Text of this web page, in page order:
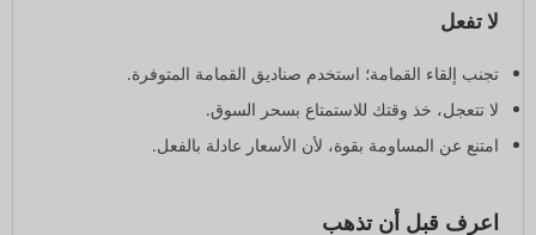
لا تفعل
تجنب إلقاء القمامة؛ استخدم صناديق القمامة المتوفرة.
لا تتعجل، خذ وقتك للاستمتاع بسحر السوق.
امتنع عن المساومة بقوة، لأن الأسعار عادلة بالفعل.
اعرف قبل أن تذهب